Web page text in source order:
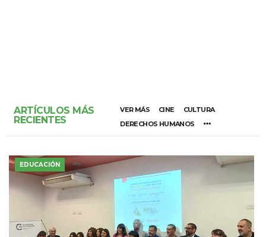
ARTÍCULOS MÁS
RECIENTES
VER MÁS CINE
CULTURA
DERECHOS HUMANOS
EDUCACIÓN